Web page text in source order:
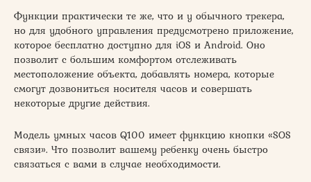
Функции практически те же, что и у обычного трекера,
но для удобного управления предусмотрено приложение,
которое бесплатно доступно для iOS и Android. Оно
позволит с большим комфортом отслеживать
местоположение объекта, добавлять номера, которые
смогут дозвониться носителя часов и совершать
некоторые другие действия.
Модель умных часов Q100 имеет функцию кнопки «SOS
связи». Что позволит вашему ребенку очень быстро
связаться с вами в случае необходимости.